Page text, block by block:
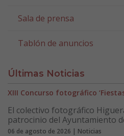
Sala de prensa
Tablón de anuncios
Últimas Noticias
XIII Concurso fotográfico
El colectivo fotográfico
patrocinio del Ayuntamiento
06 de agosto de 2026 | Noticias